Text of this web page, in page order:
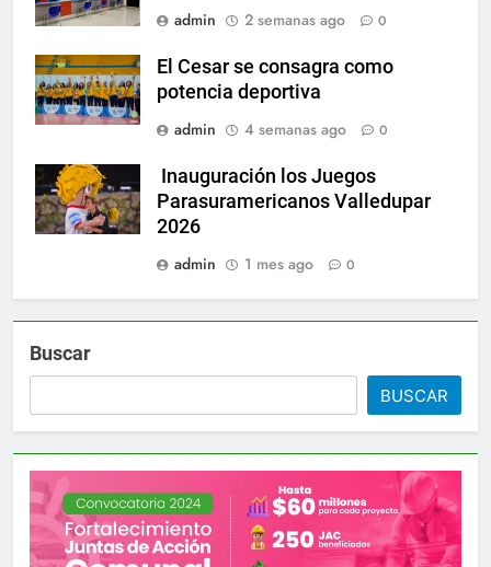
admin
2 semanas ago 0
El Cesar se consagra como
potencia deportiva
admin
4 semanas ago 0
Inauguración los Juegos
Parasuramericanos Valledupar
2026
admin
1 mes ago 0
Buscar
BUSCAR